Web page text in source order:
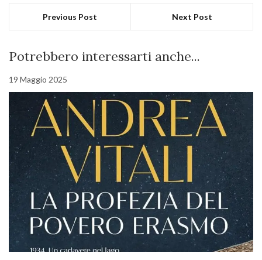
Previous Post Next Post
Potrebbero interessarti anche...
19 Maggio 2025